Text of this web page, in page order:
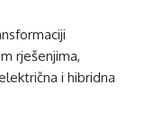
rješenjima,
i hibridna